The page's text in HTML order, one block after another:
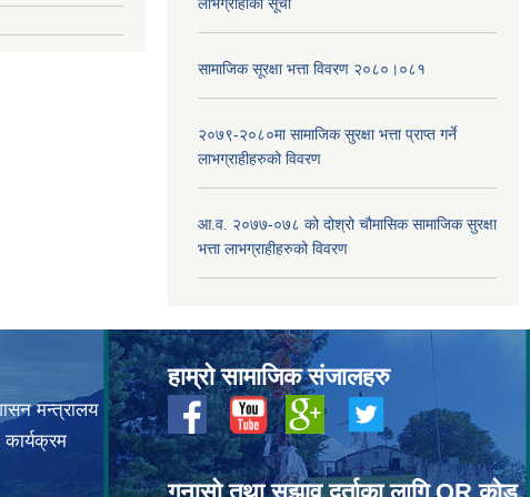
सामाजिक सूरक्षा भत्ता विवरण २०८०।०८१
२०७९-२०८०मा सामाजिक सुरक्षा भत्ता प्राप्त गर्ने
लाभग्राहीहरुको विवरण
आ.व. २०७७-०७८ को दोश्रो चौमासिक सामाजिक सुरक्षा
भत्ता लाभग्राहीहरुको विवरण
मन्त्रालय
हाम्रो सामाजिक संजालहरु